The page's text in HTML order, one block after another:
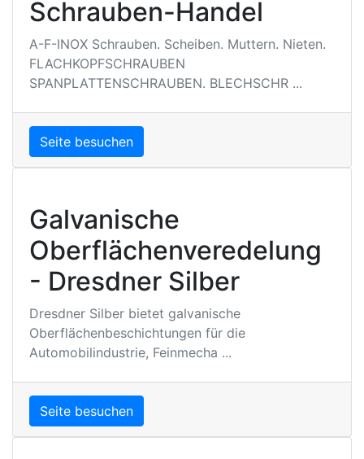
Schrauben-Handel
A-F-INOX Schrauben. Scheiben. Muttern. Nieten.
FLACHKOPFSCHRAUBEN
SPANPLATTENSCHRAUBEN. BLECHSCHR ...
Seite besuchen
Galvanische
Oberflächenveredelung
- Dresdner Silber
Dresdner Silber bietet galvanische
Oberflächenbeschichtungen für die
Automobilindustrie, Feinmecha ...
Seite besuchen